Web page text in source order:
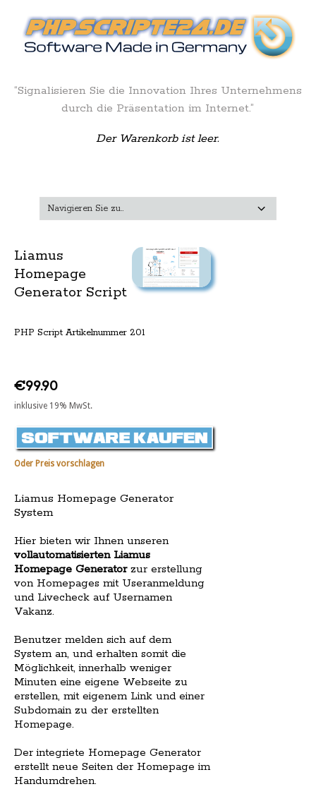
“Signalisieren Sie die Innovation Ihres Unternehmens
durch die Präsentation im Internet.”
Der Warenkorb ist leer.
Liamus
Homepage
Generator Script
PHP Script Artikelnummer 201
€99.90
inklusive 19% MwSt.
Oder Preis vorschlagen
Liamus Homepage Generator
System
Hier bieten wir Ihnen unseren
vollautomatisierten Liamus
Homepage Generatorzur erstellung
von Homepages mit Useranmeldung
und Livecheck auf Usernamen
Vakanz.
Benutzer melden sich auf dem
System an, und erhalten somit die
Möglichkeit, innerhalb weniger
Minuten eine eigene Webseite zu
erstellen, mit eigenem Link und einer
Subdomain zu der erstellten
Homepage.
Der integriete Homepage Generator
erstellt neue Seiten der Homepage im
Handumdrehen.